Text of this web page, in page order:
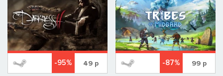
-95% 49 р -87% 99р